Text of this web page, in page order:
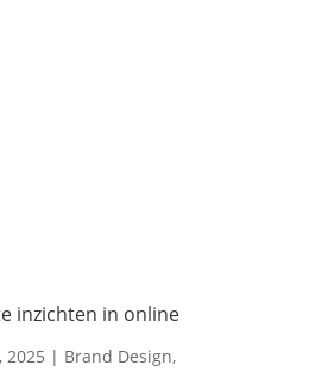
inzichten in online
2025 | Brand Design,